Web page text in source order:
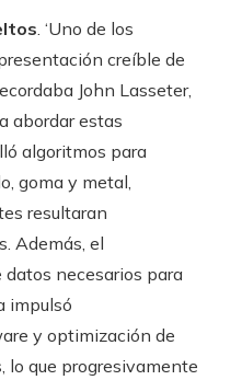
. ‘Uno de los
creíble de
John Lasseter,
abordar estas
algoritmos para
goma y metal,
resultaran
Además, el
necesarios para
impulsó
y optimización de
lo que progresivamente